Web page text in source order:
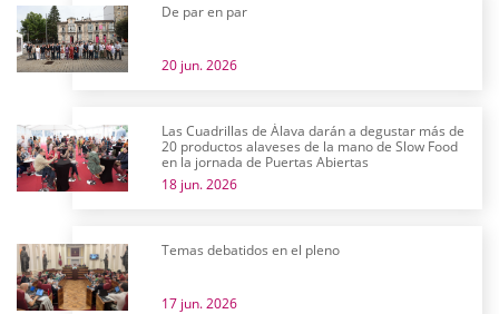
De par en par
20 jun. 2026
Las Cuadrillas de Álava darán a degustar más de
20 productos alaveses de la mano de Slow Food
en la jornada de Puertas Abiertas
18 jun. 2026
Temas debatidos en el pleno
17 jun. 2026